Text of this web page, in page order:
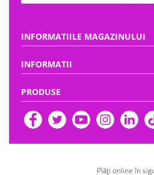
INFORMATIILE MAGAZINULUI
INFORMATII
PRODUSE
Plăți online în